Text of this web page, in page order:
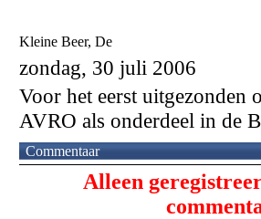
Kleine Beer, De
zondag, 30 juli 2006
Voor het eerst uitgezonden
AVRO als onderdeel in de
Commentaar
Alleen